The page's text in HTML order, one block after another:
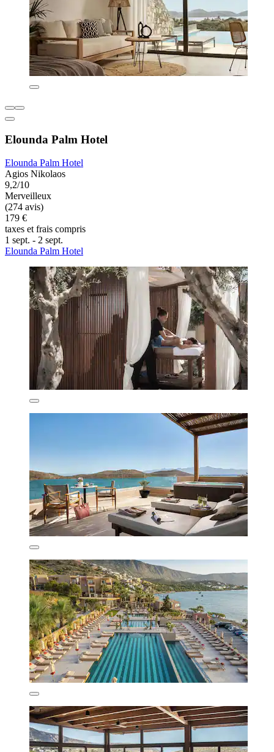
Elounda Palm Hotel
Elounda Palm Hotel
Agios Nikolaos
9,2/10
Merveilleux
(274 avis)
179 €
taxes et frais compris
1 sept. - 2 sept.
Elounda Palm Hotel